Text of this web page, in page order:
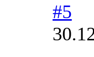
#5